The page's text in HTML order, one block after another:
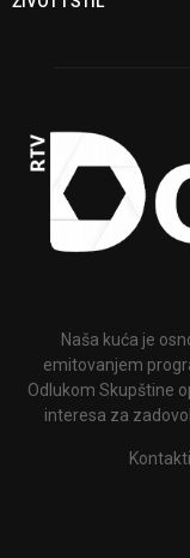
Naša kuća je
emitovanjem
Odlukom Skupštine
interesa za